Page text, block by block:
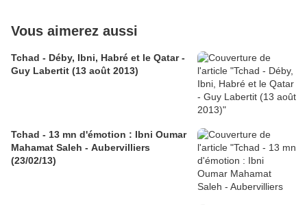
Vous aimerez aussi
Tchad - Déby, Ibni, Habré et le Qatar -
Guy Labertit (13 août 2013)
Tchad - 13 mn d'émotion : Ibni Oumar
Mahamat Saleh - Aubervilliers
(23/02/13)